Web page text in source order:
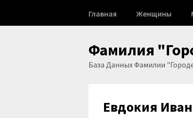
content
Главная Женщины
Фамилия
База Данных Фамилии
Евдокия